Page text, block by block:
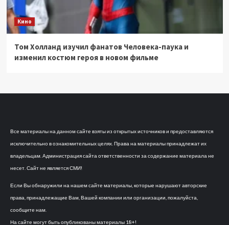
Кино
Том Холланд изучил фанатов Человека-паука и
изменил костюм героя в новом фильме
Все материалы на данном сайте взяты из открытых источников и предоставляются
исключительно в ознакомительных целях. Права на материалы принадлежат их
владельцам. Администрация сайта ответственности за содержание материала не
несет. Сайт не является СМИ!
Если Вы обнаружили на нашем сайте материалы, которые нарушают авторские
права, принадлежащие Вам, Вашей компании или организации, пожалуйста,
сообщите нам.
На сайте могут быть опубликованы материалы 18+!